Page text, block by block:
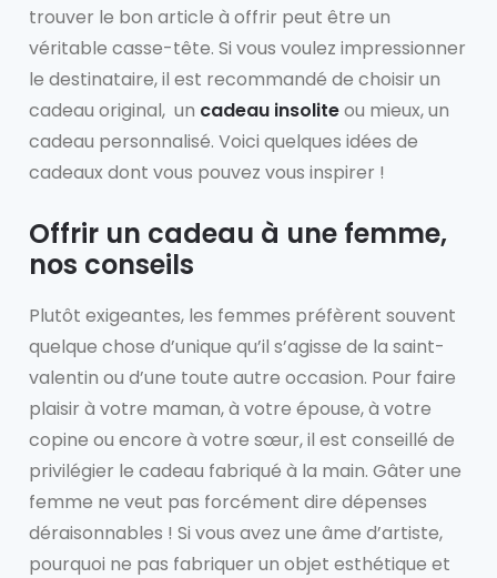
trouver le bon article à offrir peut être un
véritable casse-tête. Si vous voulez impressionner
le destinataire, il est recommandé de choisir un
cadeau original, un cadeau insoliteou mieux, un
cadeau personnalisé. Voici quelques idées de
cadeaux dont vous pouvez vous inspirer !
Offrir un cadeau à une femme,
nos conseils
Plutôt exigeantes, les femmes préfèrent souvent
quelque chose d’unique qu’il s’agisse de la saint-
valentin ou d’une toute autre occasion. Pour faire
plaisir à votre maman, à votre épouse, à votre
copine ou encore à votre sœur, il est conseillé de
privilégier le cadeau fabriqué à la main. Gâter une
femme ne veut pas forcément dire dépenses
déraisonnables ! Si vous avez une âme d’artiste,
pourquoi ne pas fabriquer un objet esthétique et